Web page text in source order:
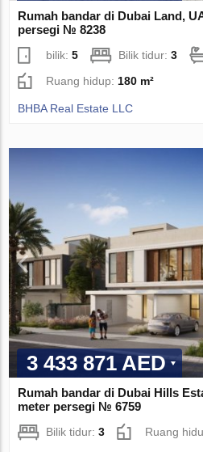
Rumah bandar di Dubai Land,
persegi № 8238
bilik:5 Bilik tidur:3
Ruang hidup:180 m²
BHBA Real Estate LLC
3 433 871 AED
Rumah bandar di Dubai Hills
meter persegi № 6759
Bilik tidur:3 Ruang